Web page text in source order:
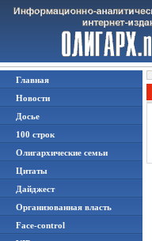
Главная
Новости
Досье
100 строк
Олигархические семьи
Цитаты
Дайджест
Организованная власть
Face-control